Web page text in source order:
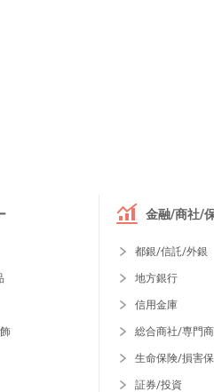
金融/商社/
都銀/信託/外銀
地方銀行
信用金庫
総合商社/専門
生命保険/損害
証券/投資